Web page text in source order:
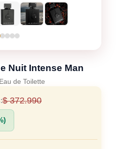
Nuit Intense Man
Eau de Toilette
$372.990